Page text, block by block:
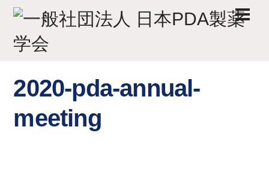
Skip
content
2020-pda-annual-
meeting